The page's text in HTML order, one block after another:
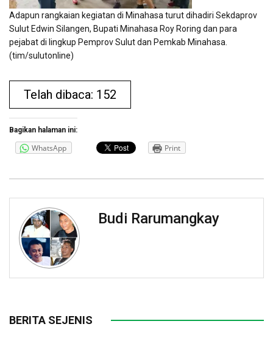
Adapun rangkaian kegiatan di Minahasa turut dihadiri Sekdaprov
Sulut Edwin Silangen, Bupati Minahasa Roy Roring dan para
pejabat di lingkup Pemprov Sulut dan Pemkab Minahasa.
(tim/sulutonline)
Telah dibaca: 152
Bagikan halaman ini:
WhatsApp Print
Budi Rarumangkay
BERITA SEJENIS